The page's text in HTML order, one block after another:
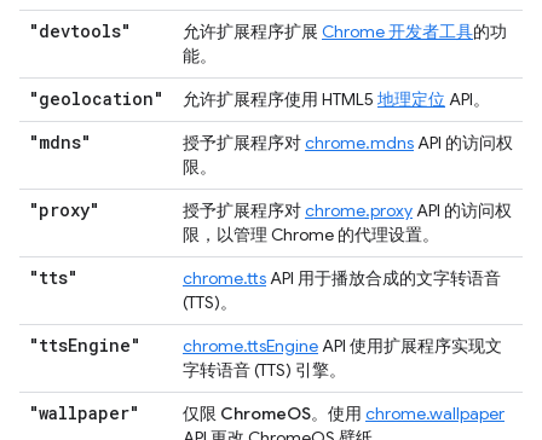
"devtools" 允许扩展程序扩展 Chrome 开发者工具的功
能。
"geolocation" 允许扩展程序使用 HTML5 地理定位 API。
"mdns" 授予扩展程序对chrome.mdnsAPI 的访问权
限。
"proxy" 授予扩展程序对chrome.proxyAPI 的访问权
限，以管理 Chrome 的代理设置。
"tts" chrome.ttsAPI 用于播放合成的文字转语音
(TTS)。
"ttsEngine" chrome.ttsEngineAPI 使用扩展程序实现文
字转语音 (TTS) 引擎。
"wallpaper" 仅限 ChromeOS。使用 chrome.wallpaper